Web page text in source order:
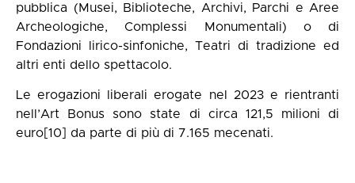
pubblica (Musei, Biblioteche, Archivi, Parchi e Aree
Archeologiche, Complessi Monumentali) o di
Fondazioni lirico-sinfoniche, Teatri di tradizione ed
altri enti dello spettacolo.
Le erogazioni liberali erogate nel 2023 e rientranti
nell’Art Bonus sono state di circa 121,5 milioni di
euro [10] da parte di più di 7.165 mecenati.